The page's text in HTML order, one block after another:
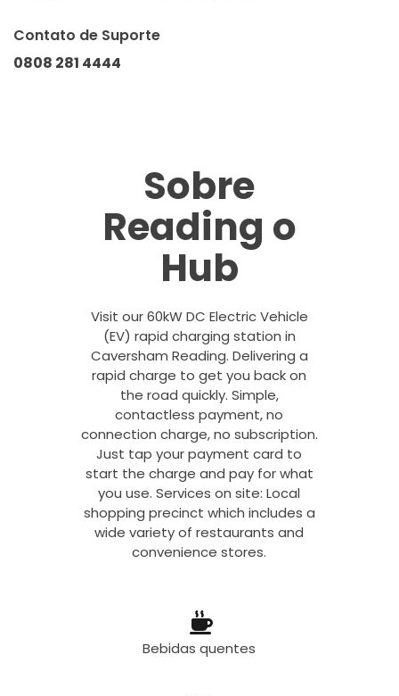
Contato de Suporte
0808 281 4444
Sobre
Reading o
Hub
Visit our 60kW DC Electric Vehicle
(EV) rapid charging station in
Caversham Reading. Delivering a
rapid charge to get you back on
the road quickly. Simple,
contactless payment, no
connection charge, no subscription.
Just tap your payment card to
start the charge and pay for what
you use. Services on site: Local
shopping precinct which includes a
wide variety of restaurants and
convenience stores.
Bebidas quentes